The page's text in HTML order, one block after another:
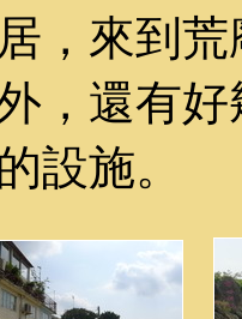
，來到
，還有
設施。